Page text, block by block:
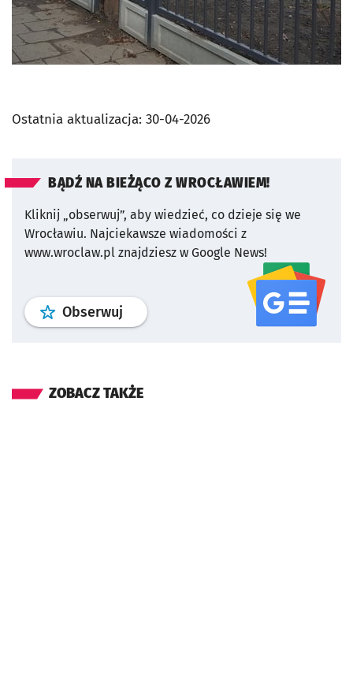
Ostatnia aktualizacja: 30-04-2026
BĄDŹ NA BIEŻĄCO Z WROCŁAWIEM!
Kliknij „obserwuj”, aby wiedzieć, co dzieje się we
Wrocławiu. Najciekawsze wiadomości z
www.wroclaw.pl znajdziesz w Google News!
Obserwuj profil serwisu
ZOBACZ TAKŻE